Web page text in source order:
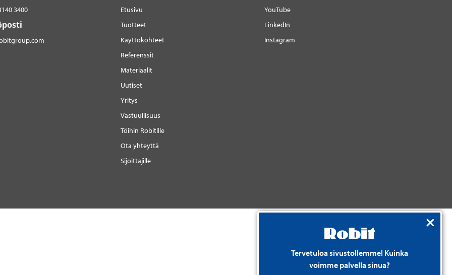
Tervetuloa sivustollemme! Kuinka
voimme palvella sinua?
3400
Etusivu
Tuotteet
Käyttökohteet
Referenssit
Materiaalit
Uutiset
Yritys
Vastuullisuus
Töihin Robitille
Ota yhteyttä
Sijoittajille
YouTube
LinkedIn
Instagram